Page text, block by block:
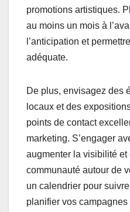
promotions artistiques.
au moins un mois à
l’anticipation et
adéquate.
De plus, envisagez des
locaux et des
points de contact
marketing. S’engager
augmenter la visibilité
communauté autour de
un calendrier pour
planifier vos